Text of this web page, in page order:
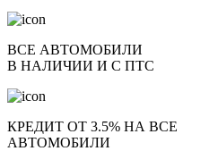
ВСЕ АВТОМОБИЛИ
В НАЛИЧИИ И С ПТС
КРЕДИТ ОТ 3.5% НА ВСЕ
АВТОМОБИЛИ